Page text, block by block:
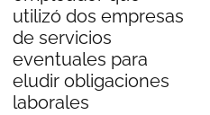
utilizó dos empresas
de servicios
eventuales para
eludir obligaciones
laborales